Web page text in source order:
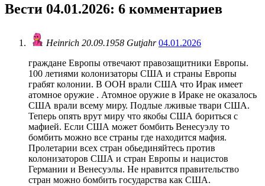
Вести 04.01.2026: 6 комментариев
Heinrich 20.09.1958 Gutjahr04.01.2026
граждане Европы отвечают правозащитники Европы.
100 летиями колонизаторы США и страны Европы
грабят колонии. В ООН врали США что Ирак имеет
атомное оружие . Атомное оружие в Ираке не оказалось
США врали всему миру. Подлые лживые твари США.
Теперь опять врут миру что якобы США бориться с
мафией. Если США может бомбить Венесуэлу то
бомбить можно все страны где находится мафия.
Пролетарии всех стран обьединяйтесь против
колонизаторов США и стран Европы и нацистов
Германии и Венесуэлы. Не нравится правительство
стран можно бомбить государства как США.